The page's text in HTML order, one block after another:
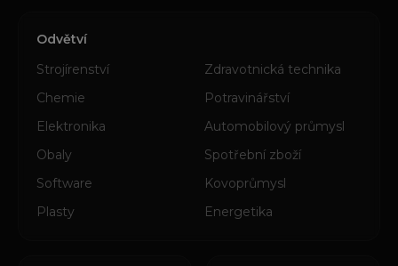
Odvětví
Strojírenství
Zdravotnická technika
Chemie
Potravinářství
Elektronika
Automobilový průmysl
Obaly
Spotřební zboží
Software
Kovoprůmysl
Plasty
Energetika